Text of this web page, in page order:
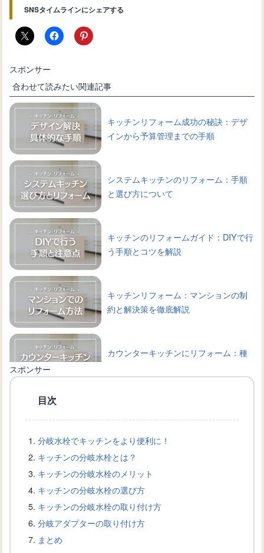
SNSタイムラインにシェアする
スポンサー
合わせて読みたい関連記事
キッチンリフォーム成功の秘訣：デザ
インから予算管理までの手順
システムキッチンのリフォーム：手順
と選び方について
キッチンのリフォームガイド：DIYで行
う手順とコツを解説
キッチンリフォーム：マンションの制
約と解決策を徹底解説
カウンターキッチンにリフォーム：種
功するためのポイント
キッチンスペースを最大限に利用する
マグネット式の棚の活用方法
キッチンの壁にマグネットをつけた
スポンサー
目次
分岐水栓でキッチンをより便利に！
キッチンの分岐水栓とは？
キッチンの分岐水栓のメリット
キッチンの分岐水栓の選び方
キッチンの分岐水栓の取り付け方
分岐アダプターの取り付け方
まとめ